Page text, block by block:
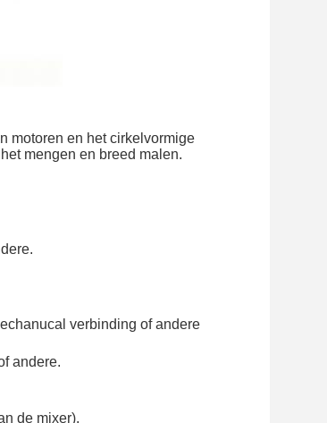
motoren en het cirkelvormige
mengen en breed malen.
verbinding of andere
andere.
de mixer).